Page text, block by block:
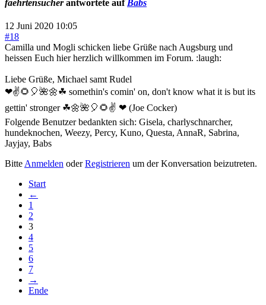
faehrtensucherantwortete auf Babs
12 Juni 2020 10:05
#18
Camilla und Mogli schicken liebe Grüße nach Augsburg und
heissen Euch hier herzlich willkommen im Forum. :laugh:
Liebe Grüße, Michael samt Rudel
❤✌🌻🎈🌺🌼☘ somethin's comin' on, don't know what it is but its
gettin' stronger ☘🌼🌺🎈🌻✌ ❤ (Joe Cocker)
Folgende Benutzer bedankten sich: Gisela, charlyschnarcher,
hundeknochen, Weezy, Percy, Kuno, Questa, AnnaR, Sabrina,
Jayjay, Babs
Bitte Anmelden oderRegistrieren um der Konversation beizutreten.
Start
←
1
2
3
4
5
6
7
→
Ende